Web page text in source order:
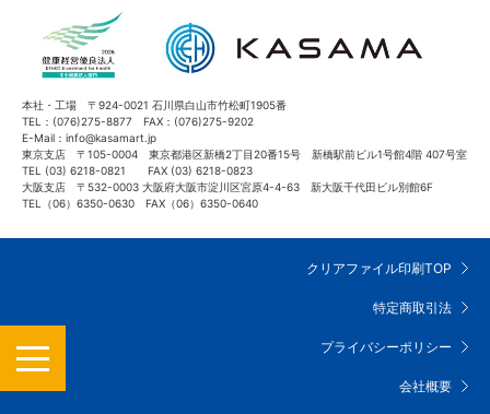
本社・工場 〒924-0021 石川県白山市竹松町1905番
TEL：(076)275-8877 FAX：(076)275-9202
E-Mail：info@kasamart.jp
東京支店 〒105-0004 東京都港区新橋2丁目20番15号 新橋駅前ビル1号館4階 407号室
TEL (03) 6218-0821 FAX (03) 6218-0823
大阪支店 〒532-0003 大阪府大阪市淀川区宮原4-4-63 新大阪千代田ビル別館6F
TEL（06）6350-0630 FAX（06）6350-0640
クリアファイル印刷TOP
特定商取引法
プライバシーポリシー
会社概要